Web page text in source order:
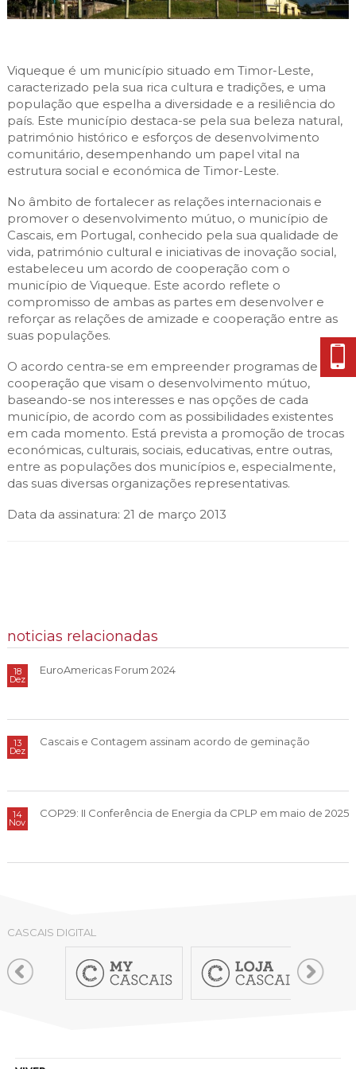
Planeamento Estratégico
Urbanismo
Economia & Inovação
Mobilidade
Qualidade de vida
Sociedade & Educação
Jornal C
VIVER
ESTUDAR
TEMPOS LIVRES
MOBILIDADE
INVESTIR EM CASCAIS
SERVIÇOS
MAPA DO PORTAL
Viqueque é um município situado em Timor-Leste,
caracterizado pela sua rica cultura e tradições, e uma
população que espelha a diversidade e a resiliência do
país. Este município destaca-se pela sua beleza natural,
património histórico e esforços de desenvolvimento
comunitário, desempenhando um papel vital na
estrutura social e económica de Timor-Leste.
No âmbito de fortalecer as relações internacionais e
promover o desenvolvimento mútuo, o município de
Cascais, em Portugal, conhecido pela sua qualidade de
vida, património cultural e iniciativas de inovação social,
estabeleceu um acordo de cooperação com o
município de Viqueque. Este acordo reflete o
compromisso de ambas as partes em desenvolver e
reforçar as relações de amizade e cooperação entre as
suas populações.
O acordo centra-se em empreender programas de
cooperação que visam o desenvolvimento mútuo,
baseando-se nos interesses e nas opções de cada
município, de acordo com as possibilidades existentes
em cada momento. Está prevista a promoção de trocas
económicas, culturais, sociais, educativas, entre outras,
entre as populações dos municípios e, especialmente,
das suas diversas organizações representativas.
Data da assinatura: 21 de março 2013
noticias relacionadas
18
Dez
EuroAmericas Forum 2024
13
Dez
Cascais e Contagem assinam acordo de geminação
14
Nov
COP29: II Conferência de Energia da CPLP em maio de 2025
CASCAIS DIGITAL